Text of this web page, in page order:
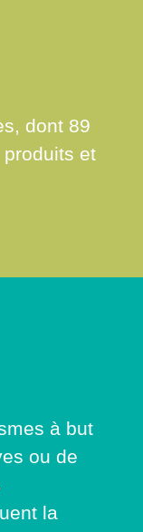
dont 89
et
à but
ou de
la